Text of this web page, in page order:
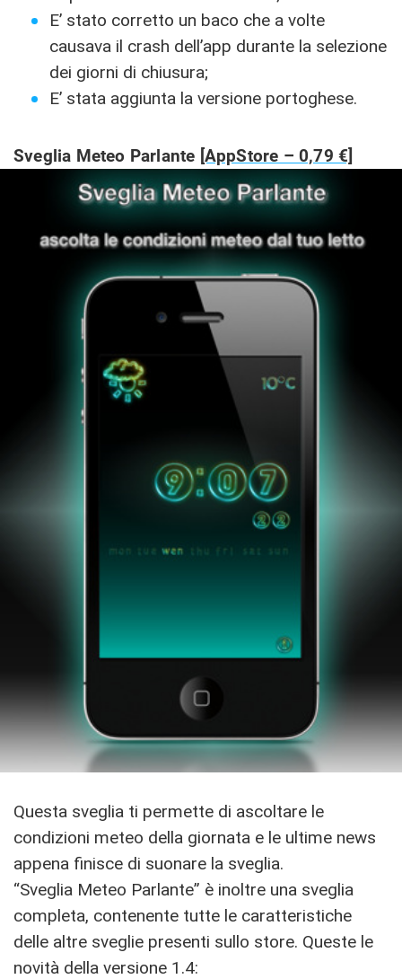
E’ stato corretto un baco che a volte
causava il crash dell’app durante la selezione
dei giorni di chiusura;
E’ stata aggiunta la versione portoghese.
Sveglia Meteo Parlante [AppStore – 0,79 €]
Questa sveglia ti permette di ascoltare le
condizioni meteo della giornata e le ultime news
appena finisce di suonare la sveglia.
“Sveglia Meteo Parlante” è inoltre una sveglia
completa, contenente tutte le caratteristiche
delle altre sveglie presenti sullo store. Queste le
novità della versione 1.4: